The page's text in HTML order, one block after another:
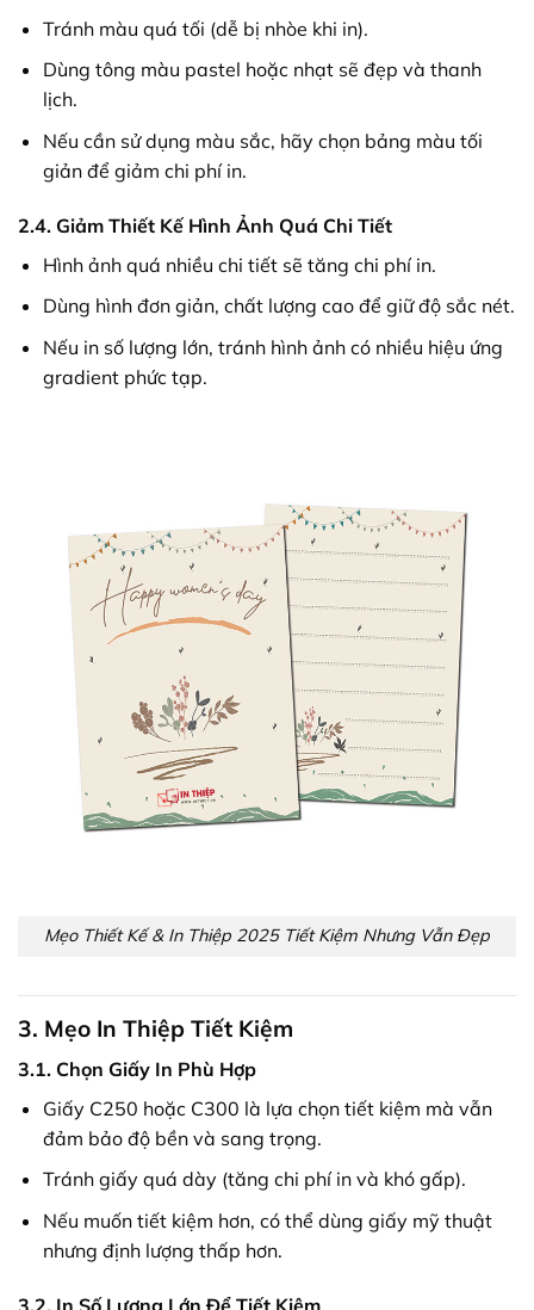
Tránh màu quá tối (dễ bị nhòe khi in).
Dùng tông màu pastel hoặc nhạt sẽ đẹp và thanh
lịch.
Nếu cần sử dụng màu sắc, hãy chọn bảng màu tối
giản để giảm chi phí in.
2.4. Giảm Thiết Kế Hình Ảnh Quá Chi Tiết
Hình ảnh quá nhiều chi tiết sẽ tăng chi phí in.
Dùng hình đơn giản, chất lượng cao để giữ độ sắc nét.
Nếu in số lượng lớn, tránh hình ảnh có nhiều hiệu ứng
gradient phức tạp.
Mẹo Thiết Kế & In Thiệp 2025 Tiết Kiệm Nhưng Vẫn Đẹp
3. Mẹo In Thiệp Tiết Kiệm
3.1. Chọn Giấy In Phù Hợp
Giấy C250 hoặc C300 là lựa chọn tiết kiệm mà vẫn
đảm bảo độ bền và sang trọng.
Tránh giấy quá dày (tăng chi phí in và khó gấp).
Nếu muốn tiết kiệm hơn, có thể dùng giấy mỹ thuật
nhưng định lượng thấp hơn.
3.2. In Số Lượng Lớn Để Tiết Kiệm